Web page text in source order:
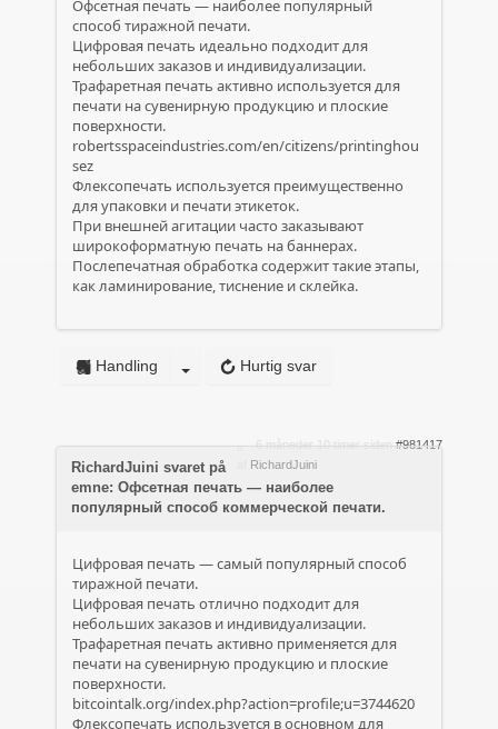
Офсетная печать — наиболее популярный
способ тиражной печати.
Цифровая печать идеально подходит для
небольших заказов и индивидуализации.
Трафаретная печать активно используется для
печати на сувенирную продукцию и плоские
поверхности.
robertsspaceindustries.com/en/citizens/printinghou
sez
Флексопечать используется преимущественно
для упаковки и печати этикеток.
При внешней агитации часто заказывают
широкоформатную печать на баннерах.
Послепечатная обработка содержит такие этапы,
как ламинирование, тиснение и склейка.
Hurtig svar
Handling
6 måneder 10 timer siden #981417
RichardJuini
RichardJuini svaret på
emne: Офсетная печать — наиболее
популярный способ коммерческой печати.
Цифровая печать — самый популярный способ
тиражной печати.
Цифровая печать отлично подходит для
небольших заказов и индивидуализации.
Трафаретная печать активно применяется для
печати на сувенирную продукцию и плоские
поверхности.
bitcointalk.org/index.php?action=profile;u=3744620
Флексопечать используется в основном для